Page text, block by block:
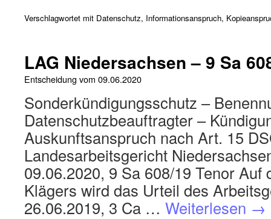
Verschlagwortet mit Datenschutz, Informationsanspruch,
LAG Niedersachsen – 9 Sa
Entscheidung vom 09.06.2020
Sonderkündigungsschutz –
Datenschutzbeauftragter –
Auskunftsanspruch nach Art. 15
Landesarbeitsgericht
09.06.2020, 9 Sa 608/19 Tenor Auf
Klägers wird das Urteil des
26.06.2019, 3 Ca … Weiterlesen →